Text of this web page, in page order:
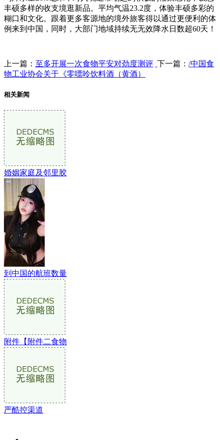
丰硕多样的收支境逛新品。平均气温23.2度，体验丰硕多彩的
糊口和文化。跟着更多客源地的境外旅客得以通过更便利的体
例来到中国，同时，大部门地域持续无无效降水日数超60天！
上一篇： 至多开展一次食物平安对劲度测评 下一篇： /中国食
物工业协会关于《零嘌呤饮料酒（黄酒）
相关新闻
婚姻家庭及邻里胶
到中国的航班数量
附件【附件二食物
严酷控渠道